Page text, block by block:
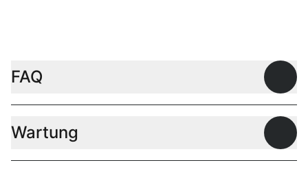
FAQ
Wartung